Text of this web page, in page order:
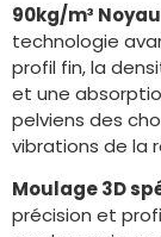
90kg/m³
technologie
profil fin, la
et une
pelviens des
vibrations de la
Moulage 3D
précision et